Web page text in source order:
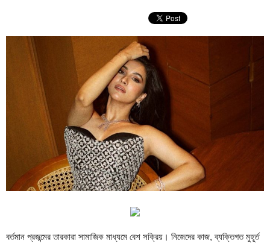
বর্তমান প্রজন্মের তারকারা সামাজিক মাধ্যমে বেশ সক্রিয়। নিজেদের কাজ, ব্যক্তিগত মুহূর্ত